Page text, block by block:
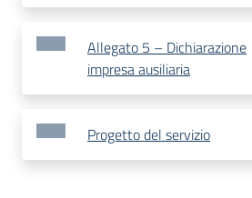
Allegato 5 – Dichiarazione
impresa ausiliaria
Progetto del servizio